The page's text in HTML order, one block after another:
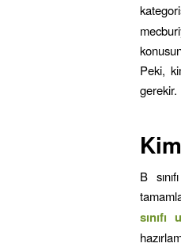
Peki,
gerekir.
B
sınıfı